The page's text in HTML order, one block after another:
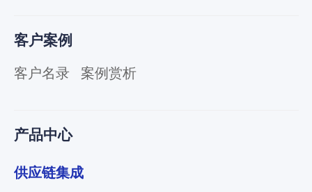
客户案例
客户名录 案例赏析
产品中心
供应链集成